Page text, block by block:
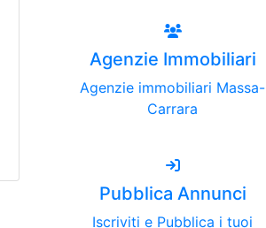
Agenzie Immobiliari
Agenzie immobiliari Massa-
Carrara
Pubblica Annunci
Iscriviti e Pubblica i tuoi